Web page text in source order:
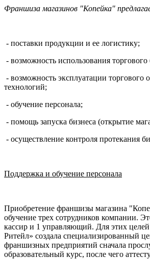
Франшиза магазинов "Копейка"
- поставки продукции и ее логистику;
- возможность использования торгового
- возможность эксплуатации торгового
технологий;
- обучение персонала;
- помощь запуска бизнеса (открытие
- осуществление контроля протекания
Поддержка и обучение персонала
Приобретение франшизы магазина
обучение трех сотрудников компании.
кассир и 1 управляющий. Для этих
Ритейл» создала специализированный
франшизных предприятий сначала
образовательный курс, после чего